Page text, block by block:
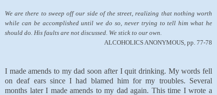
We are there to sweep off our side of the street, realizing that nothing worth
while can be accomplished until we do so, never trying to tell him what he
should do. His faults are not discussed. We stick to our own.
ALCOHOLICS ANONYMOUS, pp. 77-78
I made amends to my dad soon after I quit drinking. My words fell
on deaf ears since I had blamed him for my troubles. Several
months later I made amends to my dad again. This time I wrote a